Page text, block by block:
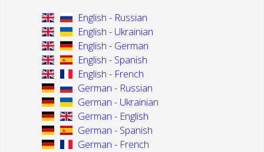
English - Russian
English - Ukrainian
English - German
English - Spanish
English - French
German - Russian
German - Ukrainian
German - English
German - Spanish
German - French